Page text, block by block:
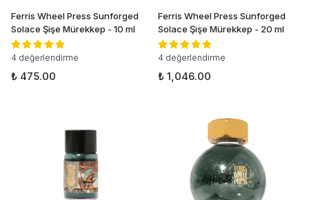
Ferris Wheel Press Sunforged
Solace Şişe Mürekkep - 10 ml
4 değerlendirme
₺ 475.00
Ferris Wheel Press Sunforged
Solace Şişe Mürekkep - 20 ml
4 değerlendirme
₺ 1,046.00